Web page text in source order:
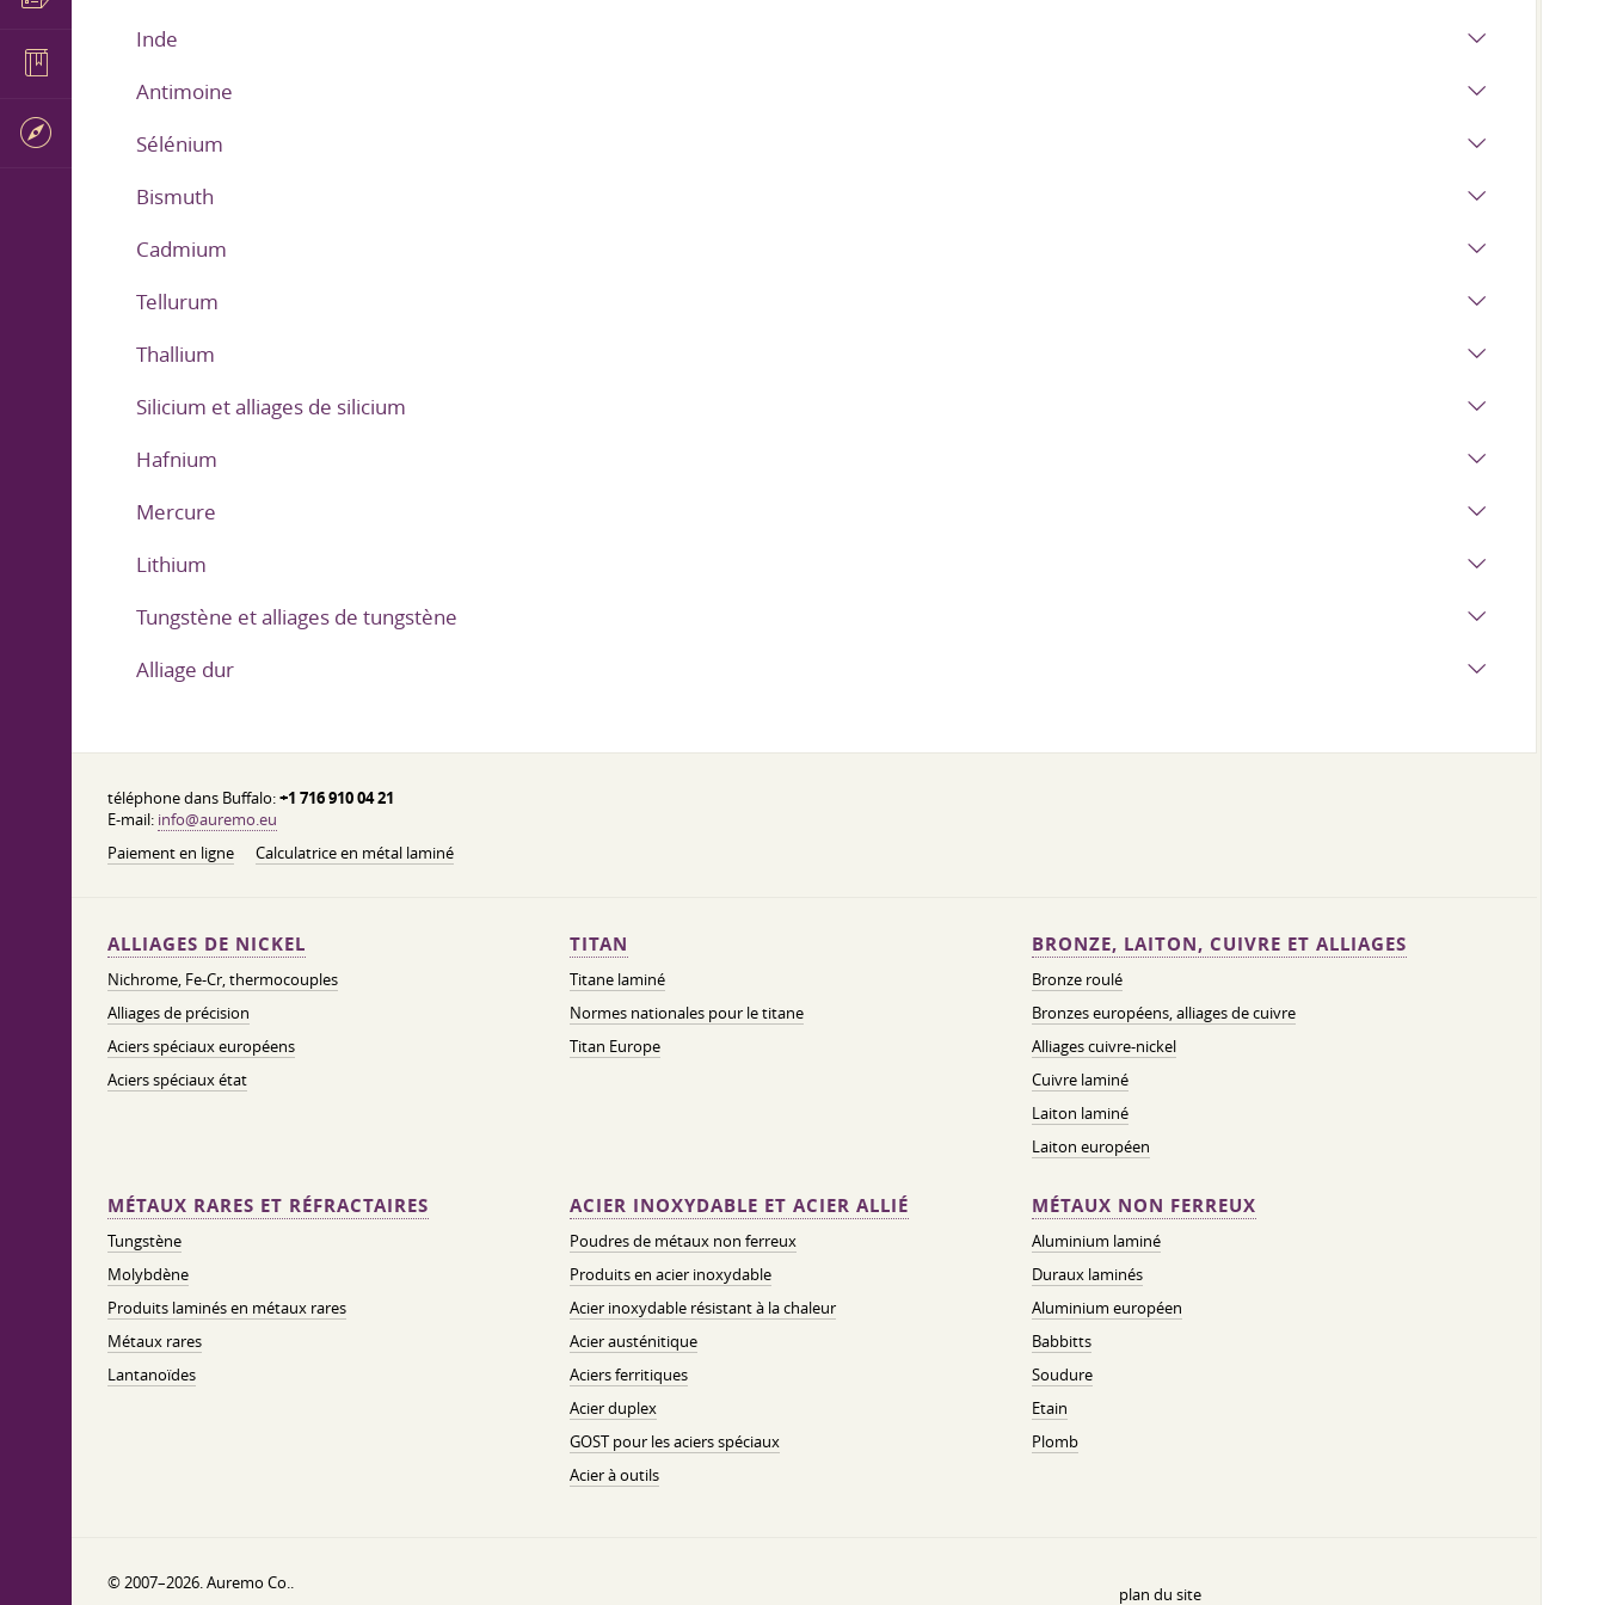
Inde
Antimoine
Sélénium
Bismuth
Cadmium
Tellurum
Thallium
Silicium et alliages de silicium
Hafnium
Mercure
Lithium
Tungstène et alliages de tungstène
Alliage dur
téléphone dans Buffalo:+1 716 910 04 21
E-mail: info@auremo.eu
Paiement en ligne
Calculatrice en métal laminé
ALLIAGES DE NICKEL
Nichrome, Fe-Cr, thermocouples
Alliages de précision
Aciers spéciaux européens
Aciers spéciaux état
TITAN
Titane laminé
Normes nationales pour le titane
Titan Europe
BRONZE, LAITON, CUIVRE ET ALLIAGES
Bronze roulé
Bronzes européens, alliages de cuivre
Alliages cuivre-nickel
Cuivre laminé
Laiton laminé
Laiton européen
MÉTAUX RARES ET RÉFRACTAIRES
Tungstène
Molybdène
Produits laminés en métaux rares
Métaux rares
Lantanoïdes
ACIER INOXYDABLE ET ACIER ALLIÉ
Poudres de métaux non ferreux
Produits en acier inoxydable
Acier inoxydable résistant à la chaleur
Acier austénitique
Aciers ferritiques
Acier duplex
GOST pour les aciers spéciaux
Acier à outils
MÉTAUX NON FERREUX
Aluminium laminé
Duraux laminés
Aluminium européen
Babbitts
Soudure
Etain
Plomb
© 2007–2026. Auremo Co..
plan du site